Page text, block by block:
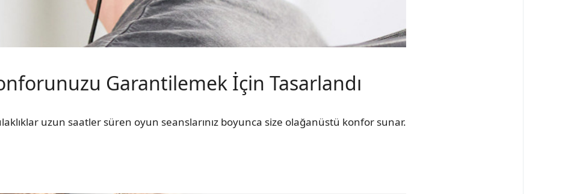
Garantilemek İçin Tasarlandı
uzun saatler süren oyun seanslarınız boyunca size olağanüstü konfor sunar.